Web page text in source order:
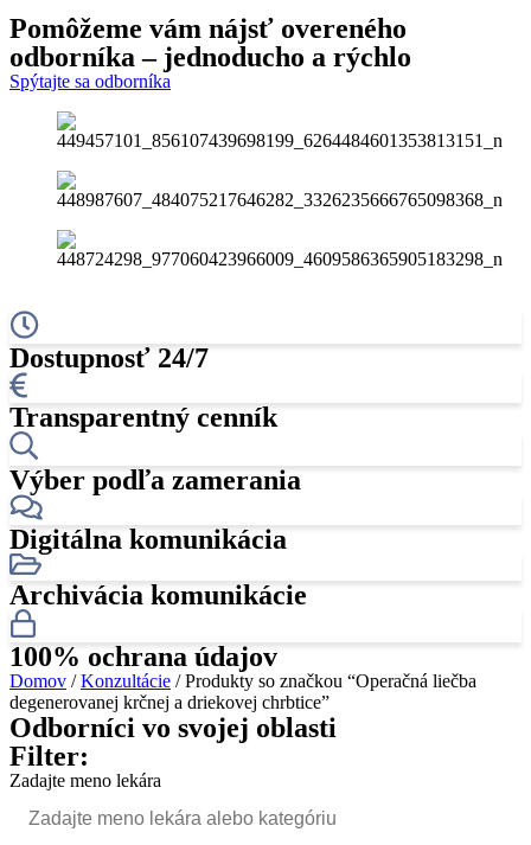
Pomôžeme vám nájsť overeného
odborníka– jednoducho a rýchlo
Spýtajte sa odborníka
Dostupnosť 24/7
Transparentný cenník
Výber podľa zamerania
Digitálna komunikácia
Archivácia komunikácie
100% ochrana údajov
Domov /Konzultácie / Produkty so značkou “Operačná liečba
degenerovanej krčnej a driekovej chrbtice”
Odborníci vo svojej oblasti
Filter:
Zadajte meno lekára